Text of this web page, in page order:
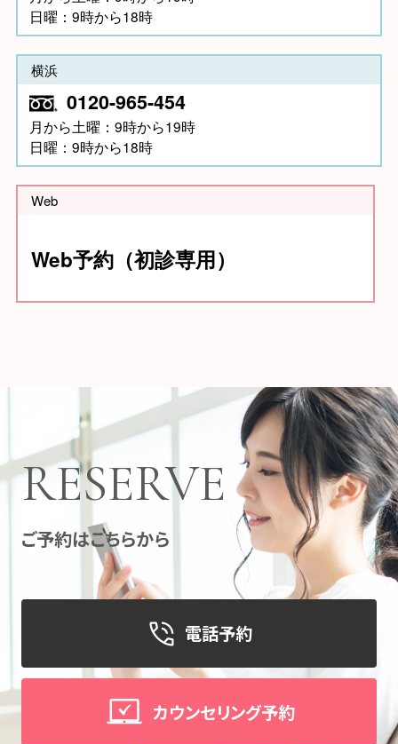
日曜：9時から18時
横浜
0120-965-454
月から土曜：9時から19時
日曜：9時から18時
Web
Web予約（初診専用）
RESERVE
ご予約はこちらから
電話予約
カウンセリング予約